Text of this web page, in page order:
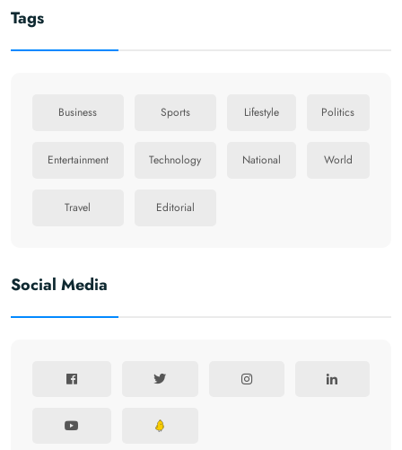
Tags
Business Sports Lifestyle Politics
Entertainment Technology National World
Travel Editorial
Social Media